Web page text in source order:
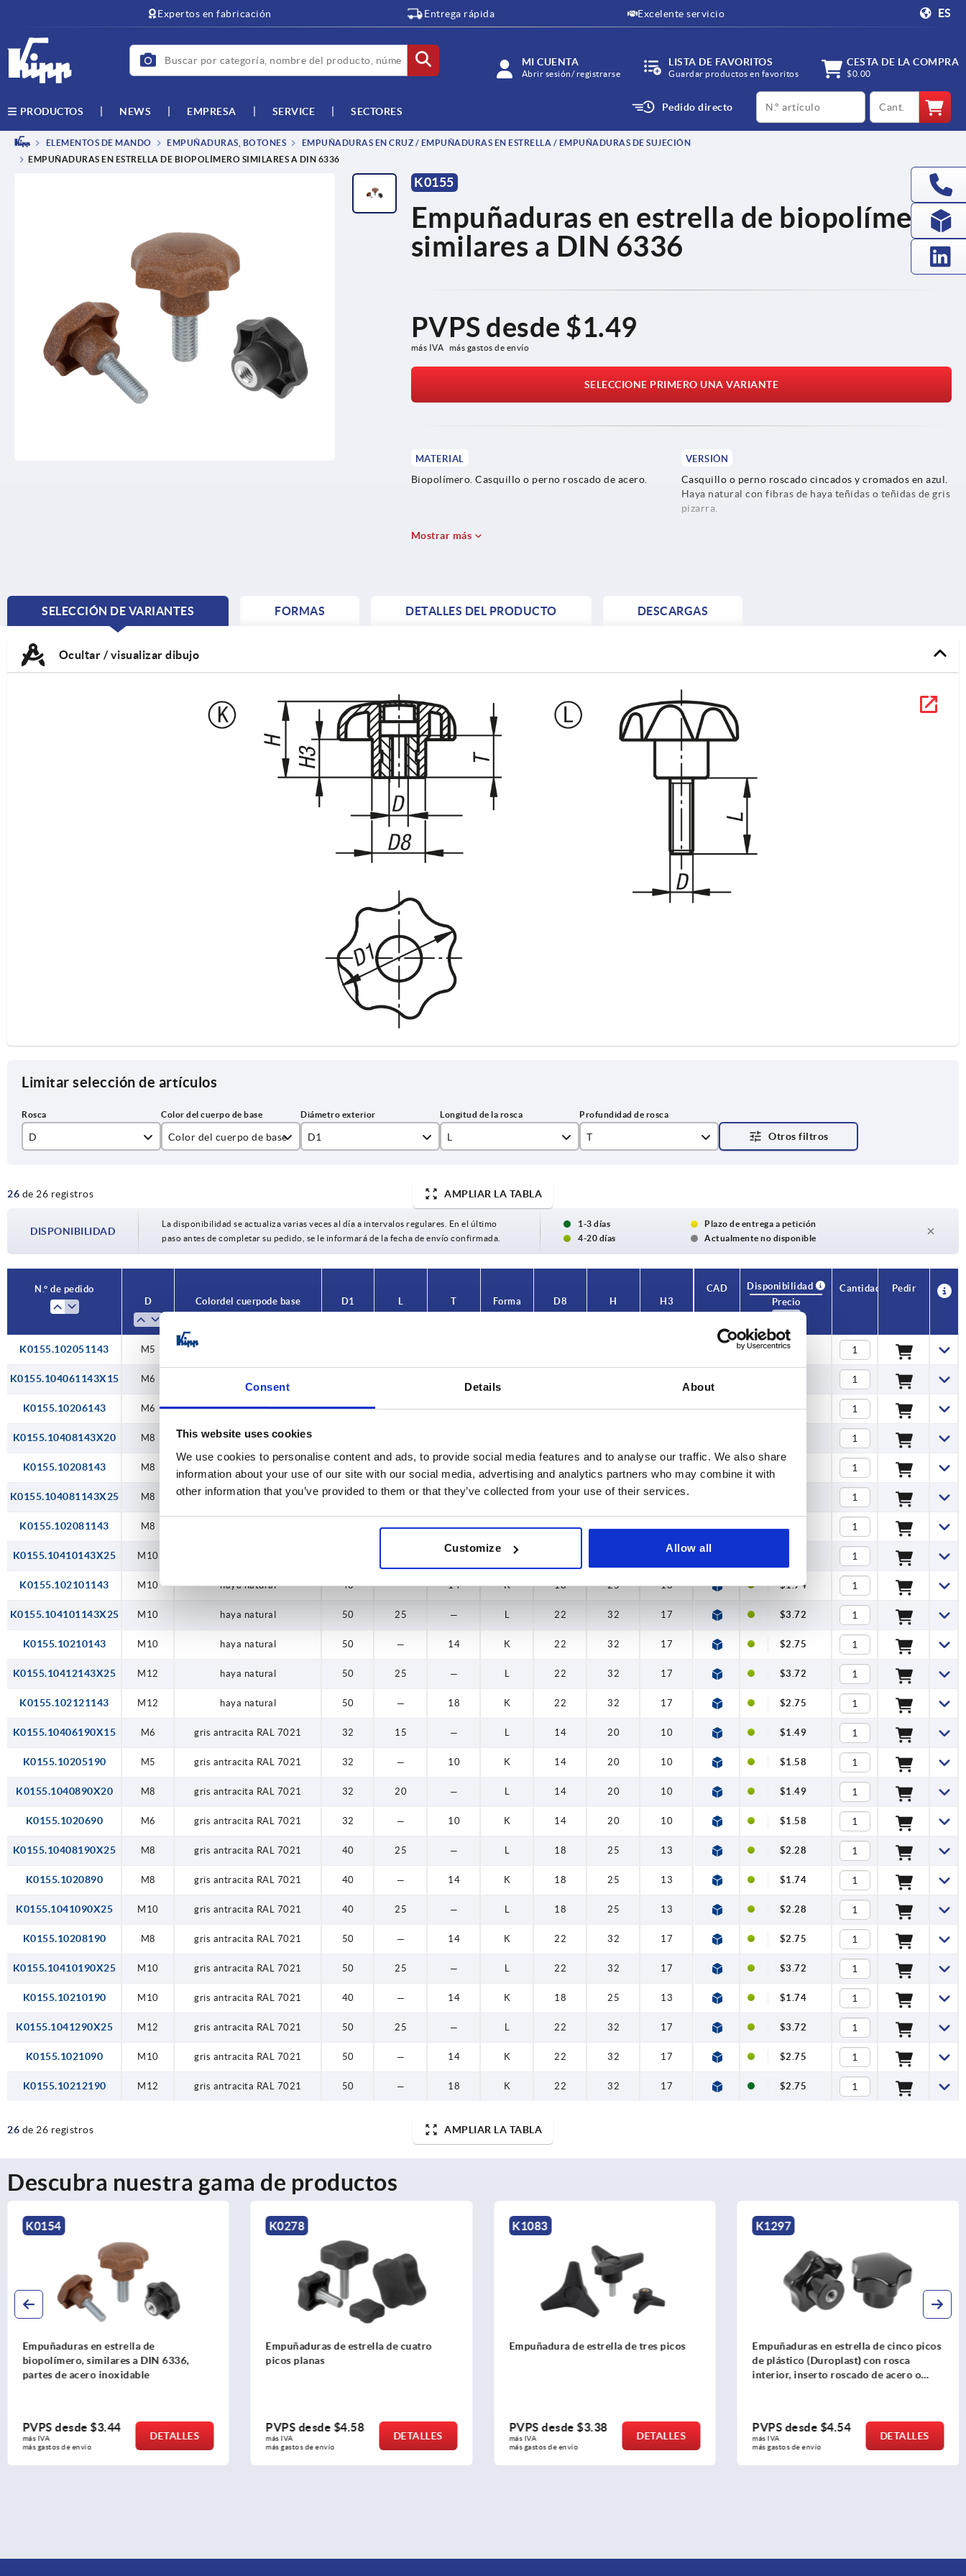
Consent Details About
This website uses cookies
We use cookies to personalise content and ads, to provide social media features and to analyse our traffic. We also share
information about your use of our site with our social media, advertising and analytics partners who may combine it with
other information that you’ve provided to them or that they’ve collected from your use of their services.
Customize Allow all
Expertos en fabricación Entrega rápida Excelente servicio ES
MI CUENTA
Abrir sesión/ registrarse
LISTA DE FAVORITOS
Guardar productos en favoritos
CESTA DE LA COMPRA
$0.00
PRODUCTOS NEWS EMPRESA SERVICE SECTORES Pedido directo
productCode qty
ELEMENTOS DE MANDO EMPUÑADURAS, BOTONES
EMPUÑADURAS EN CRUZ / EMPUÑADURAS EN ESTRELLA / EMPUÑADURAS DE SUJECIÓN
EMPUÑADURAS EN ESTRELLA DE BIOPOLÍMERO SIMILARES A DIN 6336
K0155
Empuñaduras en estrella de biopolímero
similares a DIN 6336
PVPS desde $1.49
más IVA más gastos de envío
SELECCIONE PRIMERO UNA VARIANTE
MATERIAL
Biopolímero. Casquillo o perno roscado de acero.
VERSIÓN
Casquillo o perno roscado cincados y cromados en azul.
Haya natural con fibras de haya teñidas o teñidas de gris
pizarra.
Mostrar más
SELECCIÓN DE VARIANTES
CURRENT
FORMAS DETALLES DEL PRODUCTO DESCARGAS
Ocultar / visualizar dibujo
Limitar selección de artículos
D
M6
M10
Color del cuerpo de base D1
50
L
20
25
T
18
26 de 26 registros AMPLIAR LA TABLA
DISPONIBILIDAD
La disponibilidad se actualiza varias veces al día a intervalos regulares. En el último
paso antes de completar su pedido, se le informará de la fecha de envío confirmada.
1-3 días
Plazo de entrega a petición
4-20 días
Actualmente no disponible
N.° de pedido
D
Color del cuerpo de base D1 T Forma D8 H H3
CAD
Disponibilidad
Precio
Cantidad Pedir
K0155.102051143 M5 $1.58
K0155.104061143X15 M6
K0155.10206143 M6 haya natural 32 — 10 K 14 20 10 $1.58
K0155.10408143X20 M8 haya natural
K0155.10208143 M8
K0155.104081143X25 M8 haya natural 40 25 — L 18 25 13
K0155.102081143 M8 — 14 K 22 $2.75
K0155.10410143X25 M10
K0155.102101143 M10 haya natural 40 — 14 K 18 25 13 $1.74
K0155.104101143X25 M10 haya natural 50 25 — 22 32 17 $3.72
K0155.10210143 M10 haya natural 50 — 14 K 22 32 17 $2.75
K0155.10412143X25 M12 haya natural 50 25 — 22 32 17 $3.72
K0155.102121143 M12 haya natural 50 — 18 K 22 32 17 $2.75
K0155.10406190X15 M6 gris antracita RAL 7021 32 15 — 14 20 10 $1.49
K0155.10205190 M5 gris antracita RAL 7021 32 — 10 K 14 20 10 $1.58
K0155.1040890X20 M8 gris antracita RAL 7021 32 20 — 14 20 10 $1.49
K0155.1020690 M6 gris antracita RAL 7021 32 — 10 K 14 20 10 $1.58
K0155.10408190X25 M8 gris antracita RAL 7021 40 25 — 18 25 13 $2.28
K0155.1020890 M8 gris antracita RAL 7021 40 — 14 K 18 25 13 $1.74
K0155.1041090X25 M10 gris antracita RAL 7021 40 25 — 18 25 13 $2.28
K0155.10208190 M8 gris antracita RAL 7021 50 — 14 K 22 32 17 $2.75
K0155.10410190X25 M10 gris antracita RAL 7021 50 25 — 22 32 17 $3.72
K0155.10210190 M10 gris antracita RAL 7021 40 — 14 K 18 25 13 $1.74
K0155.1041290X25 M12 gris antracita RAL 7021 50 25 — 22 32 17 $3.72
K0155.1021090 M10 gris antracita RAL 7021 50 — 14 K 22 32 17 $2.75
K0155.10212190 M12 gris antracita RAL 7021 50 — 18 K 22 32 17 $2.75
26 de 26 registros AMPLIAR LA TABLA
Descubra nuestra gama de productos
K0154
Empuñaduras en estrella de
biopolímero, similares a DIN 6336,
partes de acero inoxidable
PVPS desde $3.44
más IVA
más gastos de envío
DETALLES
K0278
Empuñaduras de estrella de cuatro
picos planas
PVPS desde $4.58
más IVA
más gastos de envío
DETALLES
K1083
Empuñadura de estrella de tres picos
PVPS desde $3.38
más IVA
más gastos de envío
DETALLES
K1297
Empuñaduras en estrella de cinco picos
de plástico (Duroplast) con rosca
interior, inserto roscado de acero o
PVPS desde $4.54
más IVA
más gastos de envío
DETALLES